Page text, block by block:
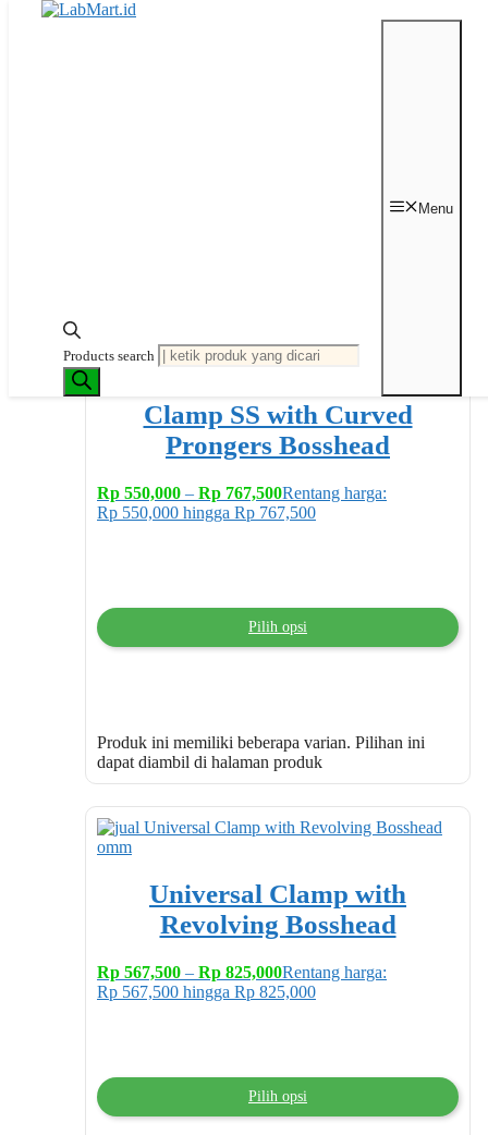
Langsung ke isi
Products search
Menu
Clamp SS with Curved
Prongers Bosshead
Rp 550,000 – Rp 767,500Rentang harga:
Rp 550,000 hingga Rp 767,500
Pilih opsi
Produk ini memiliki beberapa varian. Pilihan ini
dapat diambil di halaman produk
Universal Clamp with
Revolving Bosshead
Rp 567,500 – Rp 825,000Rentang harga:
Rp 567,500 hingga Rp 825,000
Pilih opsi